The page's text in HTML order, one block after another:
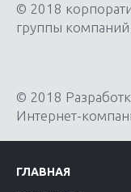
© 2018
группы
© 2018
Интернет-
ГЛАВНАЯ